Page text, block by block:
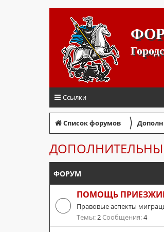
Ссылки
Список форумов 〉
ФОРУМ
ПОМОЩЬ
Правовые аспекты
Темы:2 Сообщения:4